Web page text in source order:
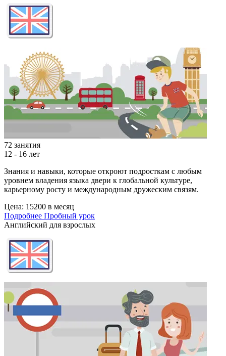
72 занятия
12 - 16 лет
Знания и навыки, которые откроют подросткам с любым
уровнем владения языка двери к глобальной культуре,
карьерному росту и международным дружеским связям.
Цена: 15200 в месяц
Подробнее Пробный урок
Английский для взрослых